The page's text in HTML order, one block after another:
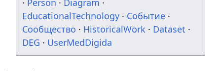
· Person · Diagram ·
EducationalTechnology · Событие ·
Сообщество · HistoricalWork · Dataset ·
DEG · UserMedDigida